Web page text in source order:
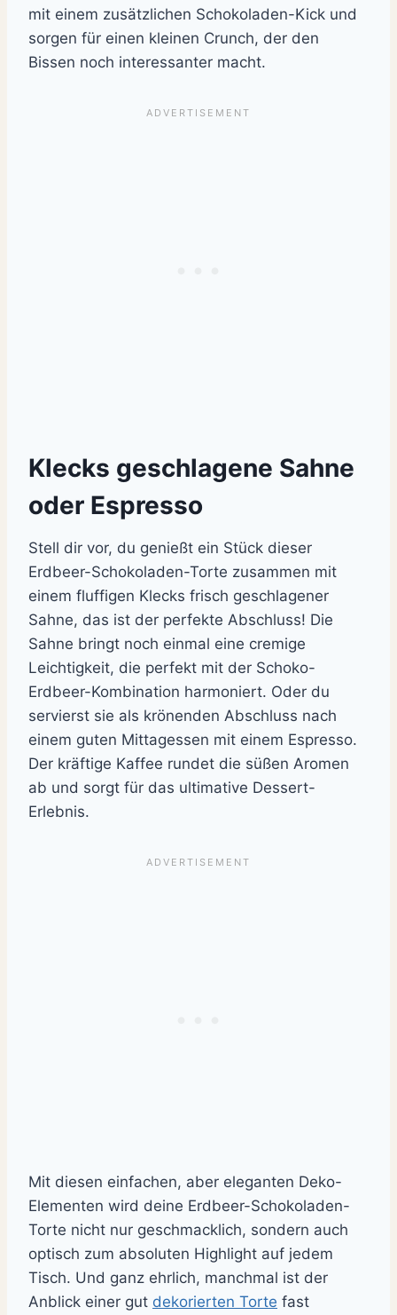
mit einem zusätzlichen Schokoladen-Kick und
sorgen für einen kleinen Crunch, der den
Bissen noch interessanter macht.
Klecks geschlagene Sahne
oder Espresso
Stell dir vor, du genießt ein Stück dieser
Erdbeer-Schokoladen-Torte zusammen mit
einem fluffigen Klecks frisch geschlagener
Sahne, das ist der perfekte Abschluss! Die
Sahne bringt noch einmal eine cremige
Leichtigkeit, die perfekt mit der Schoko-
Erdbeer-Kombination harmoniert. Oder du
servierst sie als krönenden Abschluss nach
einem guten Mittagessen mit einem Espresso.
Der kräftige Kaffee rundet die süßen Aromen
ab und sorgt für das ultimative Dessert-
Erlebnis.
Mit diesen einfachen, aber eleganten Deko-
Elementen wird deine Erdbeer-Schokoladen-
Torte nicht nur geschmacklich, sondern auch
optisch zum absoluten Highlight auf jedem
Tisch. Und ganz ehrlich, manchmal ist der
Anblick einer gut dekorierten Torte fast